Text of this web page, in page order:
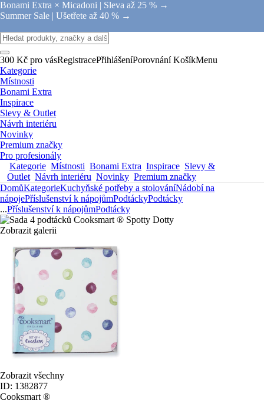
Bonami Extra × Micadoni | Sleva až 25 % →
Summer Sale | Ušetřete až 40 % →
300 Kč pro vásRegistracePřihlášeníPorovnání KošíkMenu
Kategorie
Místnosti
Bonami Extra
Inspirace
Slevy & Outlet
Návrh interiéru
Novinky
Premium značky
Pro profesionály
Kategorie Místnosti Bonami Extra Inspirace Slevy &
Outlet Návrh interiéru Novinky Premium značky
DomůKategorieKuchyňské potřeby a stolováníNádobí na
nápojePříslušenství k nápojůmPodtáckyPodtácky
...Příslušenství k nápojůmPodtácky
Zobrazit galerii
Zobrazit všechny
ID: 1382877
Cooksmart ®